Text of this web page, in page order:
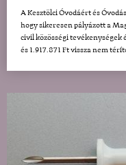
A Kesztölci Óvodáért és
hogy sikeresen pályázott a
civil közösségi
és 1.917.871 Ft vissza nem